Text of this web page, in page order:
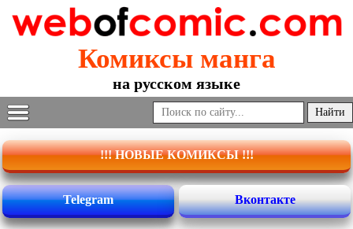
Комиксы манга
на русском языке
!!! НОВЫЕ КОМИКСЫ !!!
Telegram Вконтакте